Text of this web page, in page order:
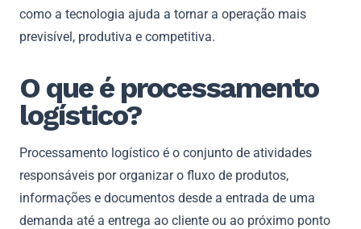
como a tecnologia ajuda a tornar a operação mais
previsível, produtiva e competitiva.
O que é processamento
logístico?
Processamento logístico é o conjunto de atividades
responsáveis por organizar o fluxo de produtos,
informações e documentos desde a entrada de uma
demanda até a entrega ao cliente ou ao próximo ponto